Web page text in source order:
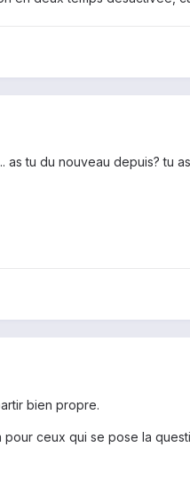
tu du nouveau depuis? tu
bien propre.
pour ceux qui se pose la